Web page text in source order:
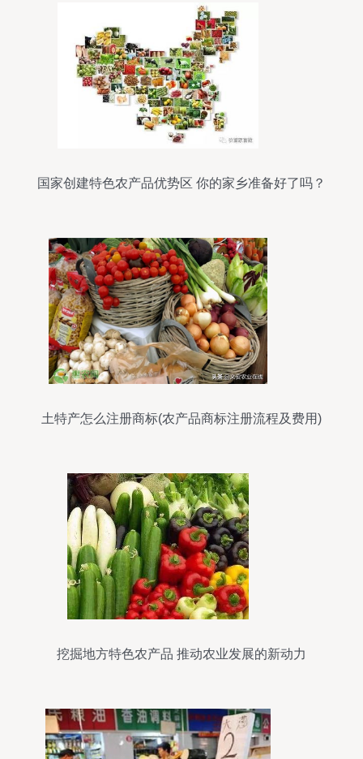
国家创建特色农产品优势区 你的家乡准备好了吗？
土特产怎么注册商标(农产品商标注册流程及费用)
挖掘地方特色农产品 推动农业发展的新动力